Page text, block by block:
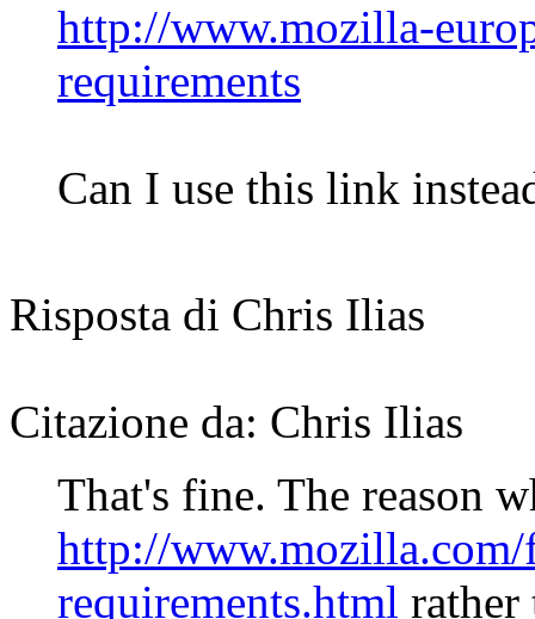
http://www.mozilla-
requirements
Can I use this link
Risposta di Chris Ilias
Citazione da: Chris Ilias
That's fine. The reason
http://
requirements.html rather